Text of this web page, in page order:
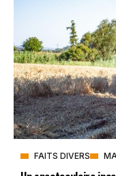
FAITS DIVERS